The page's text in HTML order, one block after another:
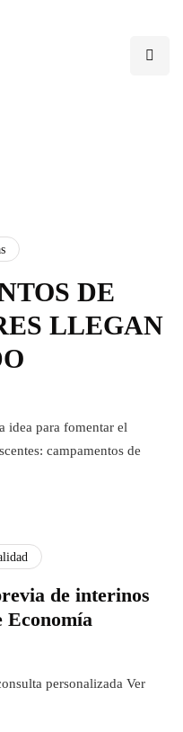
DE
LLEGAN
idea para fomentar el
campamentos de
de interinos
Economía
personalizada Ver